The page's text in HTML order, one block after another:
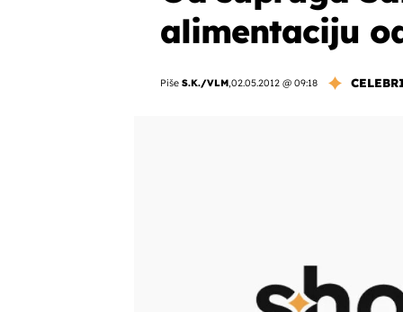
alimentaciju
Piše S.K./VLM,02.05.2012 @ 09:18